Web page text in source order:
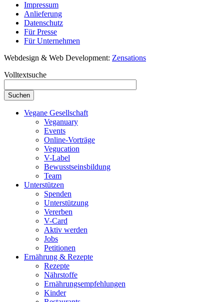
Impressum
Anlieferung
Datenschutz
Für Presse
Für Unternehmen
Webdesign & Web Development: Zensations
Volltextsuche
Vegane Gesellschaft
Veganuary
Events
Online-Vorträge
Vegucation
V-Label
Bewusstseinsbildung
Team
Unterstützen
Spenden
Unterstützung
Vererben
V-Card
Aktiv werden
Jobs
Petitionen
Ernährung & Rezepte
Rezepte
Nährstoffe
Ernährungsempfehlungen
Kinder